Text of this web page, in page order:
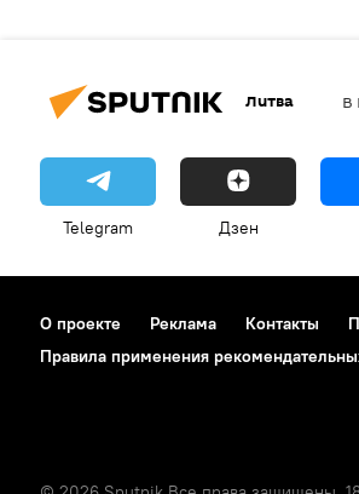
Литва В
Telegram Дзен
О проекте Реклама Контакты
Правила применения